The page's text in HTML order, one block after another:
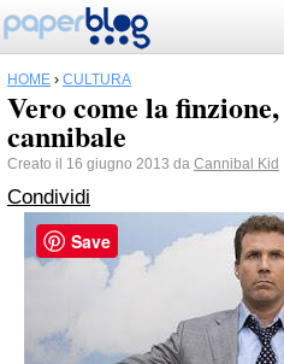
HOME › CULTURA
Vero come la
cannibale
Creato il 16 giugno 2013 da Cannibal Kid
Condividi
Save